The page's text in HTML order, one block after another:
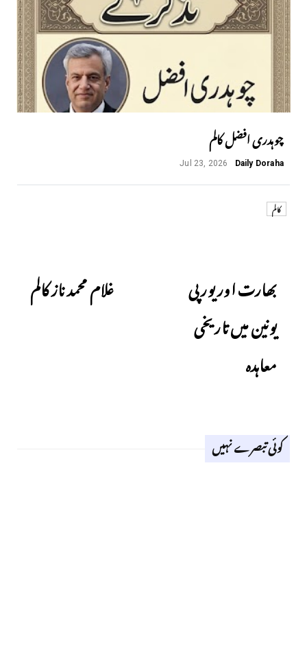
چوہدری افضل کالم
Daily Doraha
Jul 23, 2026
کالم
بھارت اور یورپی
یونین میں تاریخی
معاہدہ
غلام محمد ناز کالم
کوئی تبصرے نہیں